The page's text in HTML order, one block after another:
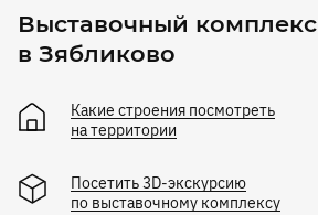
Выставочный комплекс
в Зябликово
Какие строения посмотреть
на территории
Посетить 3D-экскурсию
по выставочному комплексу